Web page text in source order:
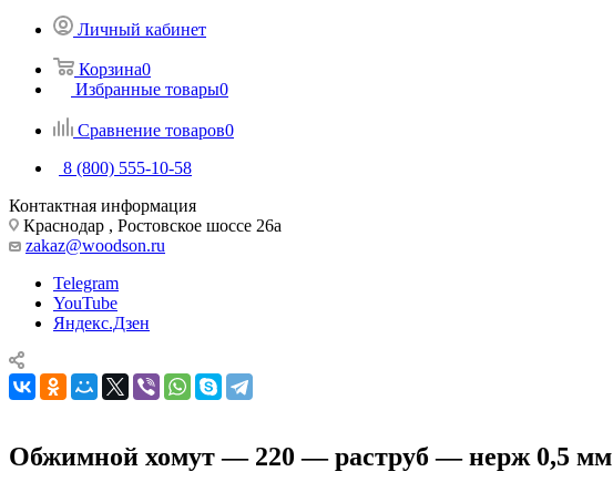
Личный кабинет
Корзина0
Избранные товары0
Сравнение товаров0
8 (800) 555-10-58
Контактная информация
Краснодар , Ростовское шоссе 26а
zakaz@woodson.ru
Telegram
YouTube
Яндекс.Дзен
Обжимной хомут — 220 — раструб — нерж 0,5 мм